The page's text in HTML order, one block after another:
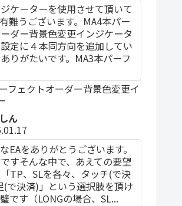
ケーターを使用させて頂いて
難うございます。MA4本パー
ダー背景色変更インジケータ
定に４本同方向を追加してい
りがたいです。MA3本パーフ
フェクトオーダー背景色変更イ
ん
EAをありがとうございます。
すそんな中で、あえての要望
TP、SLを各々、タッチ(で決
(で決済)」という選択肢を頂け
です（LONGの場合、SL...